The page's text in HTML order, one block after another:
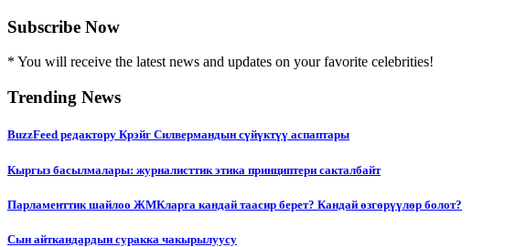
Subscribe Now
* You will receive the latest news and updates on your favorite celebrities!
Trending News
BuzzFeed редактору Крэйг Силвермандын сүйүктүү аспаптары
Кыргыз басылмалары: журналисттик этика принциптери сакталбайт
Парламенттик шайлоо ЖМКларга кандай таасир берет? Кандай өзгөрүүлөр болот?
Сын айткандардын суракка чакырылуусу